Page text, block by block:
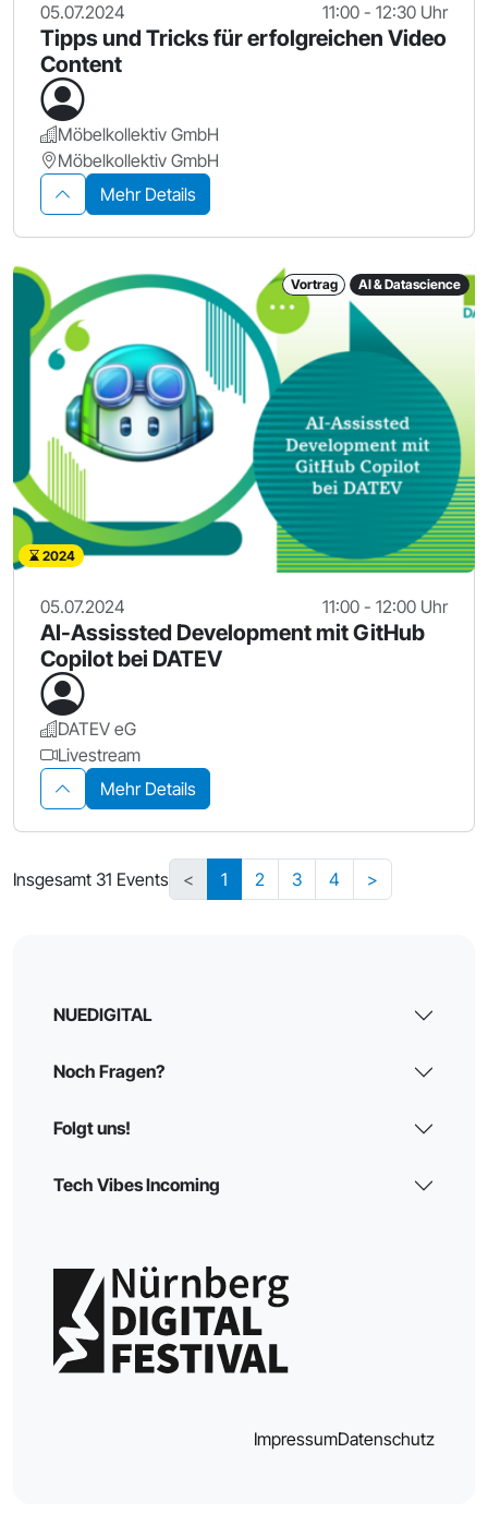
05.07.2024 11:00 - 12:30 Uhr
Tipps und Tricks für erfolgreichen Video
Content
Möbelkollektiv GmbH
Möbelkollektiv GmbH
Mehr Details
Vortrag AI & Datascience
2024
05.07.2024 11:00 - 12:00 Uhr
AI-Assissted Development mit GitHub
Copilot bei DATEV
DATEV eG
Livestream
Mehr Details
Insgesamt 31 Events < 1 2 3 4 >
NUEDIGITAL
Noch Fragen?
Folgt uns!
Tech Vibes Incoming
ImpressumDatenschutz